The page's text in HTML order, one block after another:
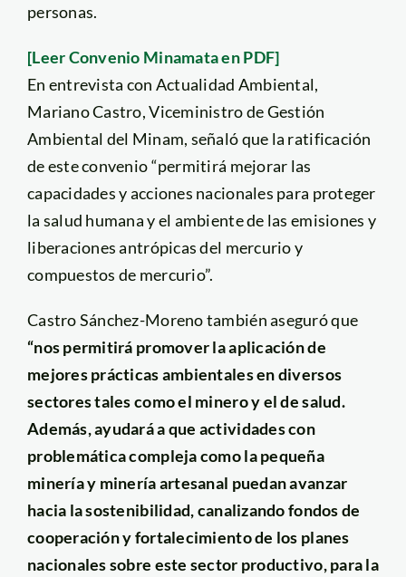
personas.
[Leer Convenio Minamata en PDF]
En entrevista con Actualidad Ambiental,
Mariano Castro, Viceministro de Gestión
Ambiental del Minam, señaló que la ratificación
de este convenio “permitirá mejorar las
capacidades y acciones nacionales para proteger
la salud humana y el ambiente de las emisiones y
liberaciones antrópicas del mercurio y
compuestos de mercurio”.
Castro Sánchez-Moreno también aseguró que
“nos permitirá promover la aplicación de
mejores prácticas ambientales en diversos
sectores tales como el minero y el de salud.
Además, ayudará a que actividades con
problemática compleja como la pequeña
minería y minería artesanal puedan avanzar
hacia la sostenibilidad, canalizando fondos de
cooperación y fortalecimiento de los planes
nacionales sobre este sector productivo, para la